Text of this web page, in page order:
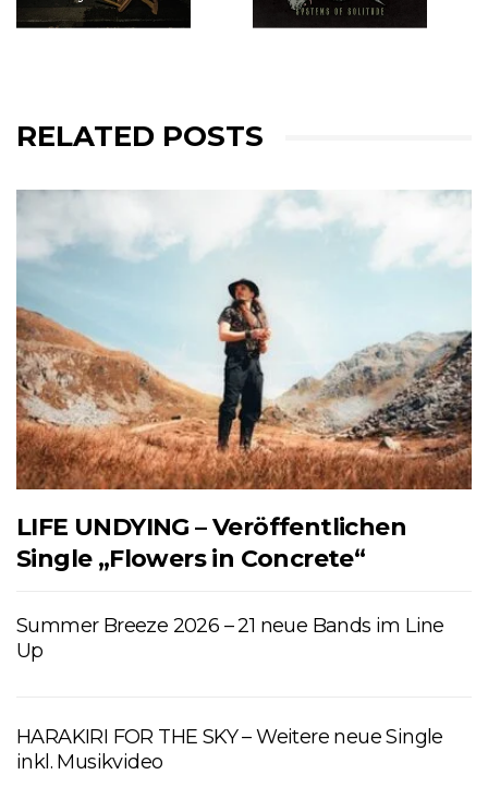
RELATED POSTS
LIFE UNDYING – Veröffentlichen
Single „Flowers in Concrete“
Summer Breeze 2026 – 21 neue Bands im Line
Up
HARAKIRI FOR THE SKY – Weitere neue Single
inkl. Musikvideo